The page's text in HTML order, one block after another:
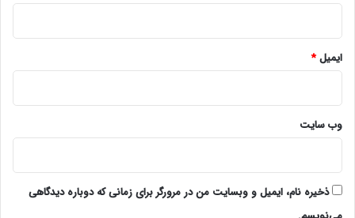
ایمیل*
وب‌ سایت
ذخیره نام، ایمیل و وبسایت من در مرورگر برای زمانی که دوباره دیدگاهی